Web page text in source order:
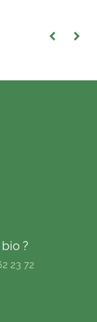
?
23 72